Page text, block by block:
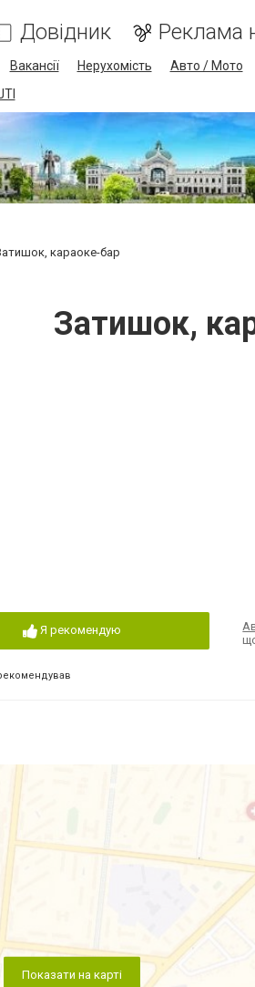
Довідник Реклама
Вакансії Нерухомість Авто / Мото
караоке-бар
Затишок,
Я рекомендую
Показати на карті